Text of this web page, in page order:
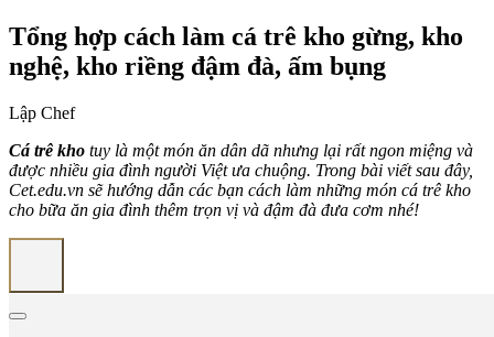
Tổng hợp cách làm cá trê kho gừng, kho
nghệ, kho riềng đậm đà, ấm bụng
Lập Chef
Cá trê kho tuy là một món ăn dân dã nhưng lại rất ngon miệng và
được nhiều gia đình người Việt ưa chuộng. Trong bài viết sau đây,
Cet.edu.vn sẽ hướng dẫn các bạn cách làm những món cá trê kho
cho bữa ăn gia đình thêm trọn vị và đậm đà đưa cơm nhé!